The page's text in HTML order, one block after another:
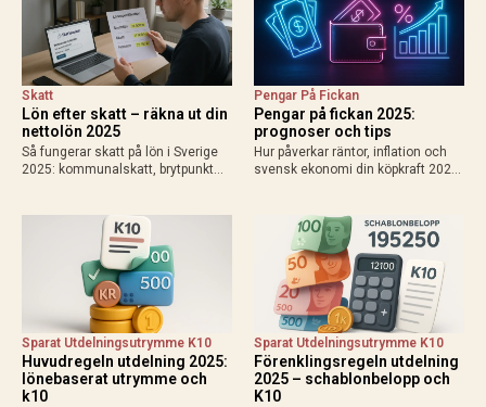
Lön efter skatt – räkna ut din
nettolön 2025
Skatt
Så fungerar skatt på lön i Sverige
2025: kommunalskatt, brytpunkt
Exempel, kalkylatorer och tips för
att räkna ut vad du får…
Pengar på fickan 2025:
prognoser och tips
Pengar På Fickan
Hur påverkar räntor, inflation och
svensk ekonomi din köpkraft 2025?
praktiska tips för att maximera
disponibel inkomst.
Huvudregeln utdelning 2025:
lönebaserat utrymme och
k10
Sparat Utdelningsutrymme K10
Förenklingsregeln utdelning
2025 – schablonbelopp och
K10
Sparat Utdelningsutrymme K10